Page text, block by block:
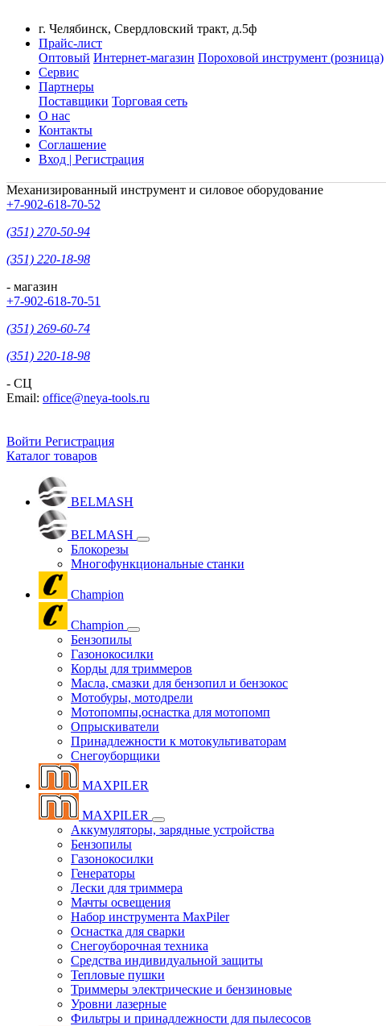
г. Челябинск, Свердловский тракт, д.5ф
Прайс-лист
Оптовый Интернет-магазин Пороховой инструмент (розница)
Сервис
Партнеры
Поставщики Торговая сеть
О нас
Контакты
Соглашение
Вход | Регистрация
Механизированный инструмент и силовое оборудование
+7-902-618-70-52
(351) 270-50-94
(351) 220-18-98
- магазин
+7-902-618-70-51
(351) 269-60-74
(351) 220-18-98
- СЦ
Email: office@neya-tools.ru
Войти Регистрация
Каталог товаров
BELMASH
BELMASH
Блокорезы
Многофункциональные станки
Champion
Champion
Бензопилы
Газонокосилки
Корды для триммеров
Масла, смазки для бензопил и бензокос
Мотобуры, мотодрели
Мотопомпы,оснастка для мотопомп
Опрыскиватели
Принадлежности к мотокультиваторам
Снегоуборщики
MAXPILER
MAXPILER
Аккумуляторы, зарядные устройства
Бензопилы
Газонокосилки
Генераторы
Лески для триммера
Мачты освещения
Набор инструмента MaxPiler
Оснастка для сварки
Снегоуборочная техника
Средства индивидуальной защиты
Тепловые пушки
Триммеры электрические и бензиновые
Уровни лазерные
Фильтры и принадлежности для пылесосов